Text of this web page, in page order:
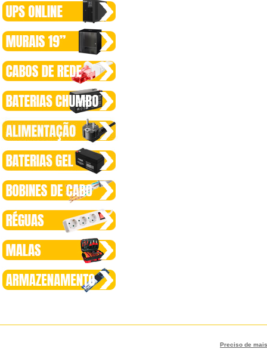
Preciso de